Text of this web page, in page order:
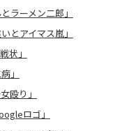
ラーメン二郎」
とアイマス嵐」
状」
」
殴り」
ロゴ」